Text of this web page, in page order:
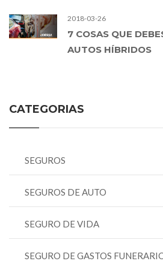
2018-03-26
7 COSAS QUE
AUTOS HÍBRIDOS
CATEGORIAS
SEGUROS
SEGUROS DE AUTO
SEGURO DE VIDA
SEGURO DE GASTOS